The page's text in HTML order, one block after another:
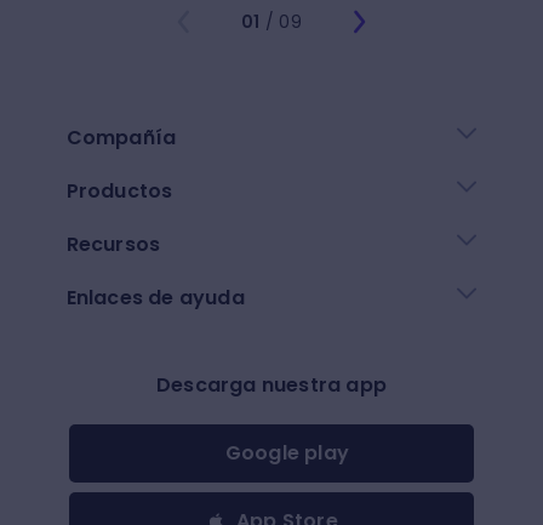
01 / 09
Compañía
Productos
Recursos
Enlaces de ayuda
Descarga nuestra app
Google play